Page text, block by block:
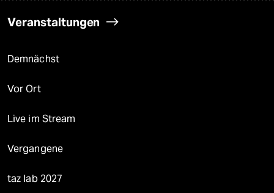
Veranstaltungen
Demnächst
Vor Ort
Live im Stream
Vergangene
taz lab 2027